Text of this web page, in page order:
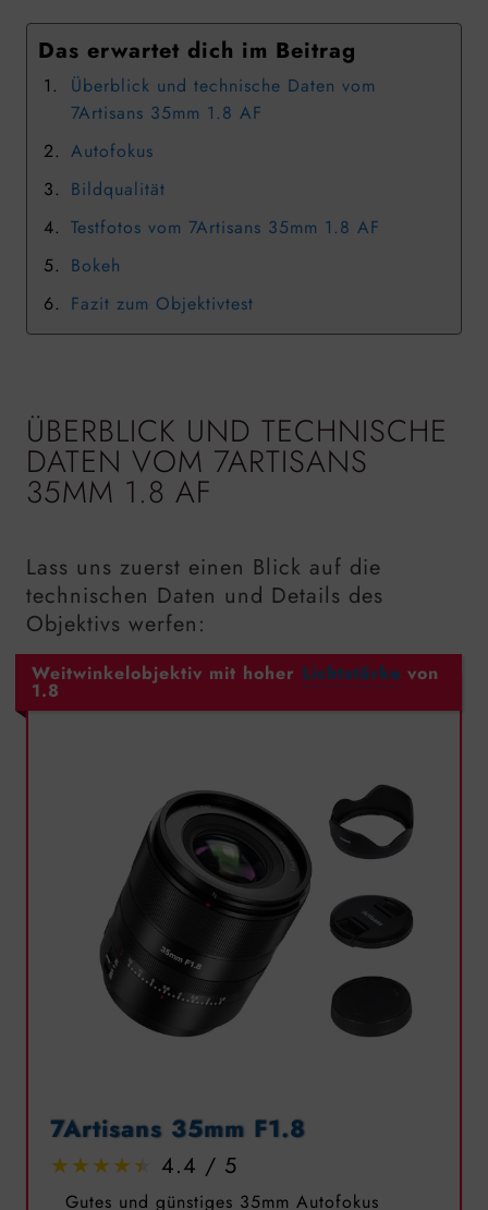
Das erwartet dich im Beitrag
Überblick und technische Daten vom
7Artisans 35mm 1.8 AF
Autofokus
Bildqualität
Testfotos vom 7Artisans 35mm 1.8 AF
Bokeh
Fazit zum Objektivtest
ÜBERBLICK UND TECHNISCHE
DATEN VOM 7ARTISANS
35MM 1.8 AF
Lass uns zuerst einen Blick auf die
technischen Daten und Details des
Objektivs werfen:
Weitwinkelobjektiv mit hoher Lichtstärke von
1.8
7Artisans 35mm F1.8
4.4
Gutes und günstiges 35mm Autofokus